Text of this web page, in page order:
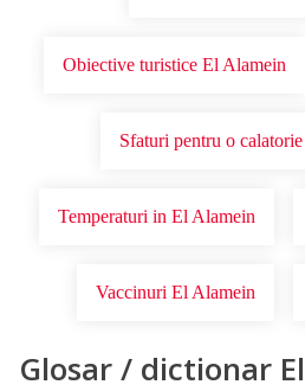
Obiective turistice El Alamein
Sfaturi pentru o
Temperaturi in El Alamein
Vaccinuri El Alamein
Glosar / dictionar